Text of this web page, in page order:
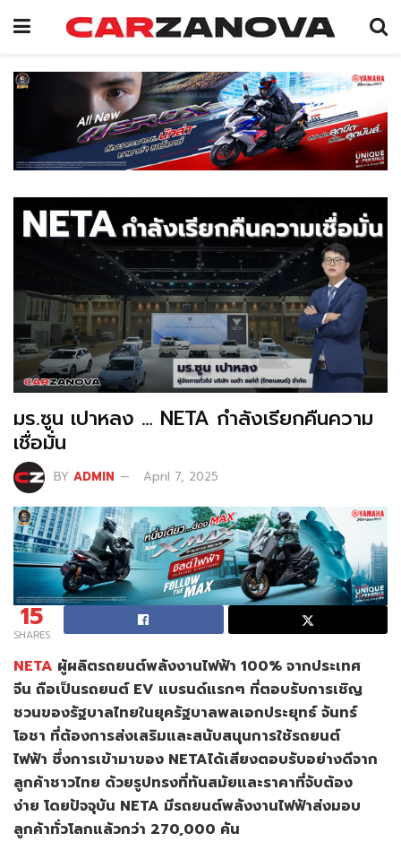
มร.ซูน เปาหลง … NETA กำลังเรียกคืนความ
เชื่อมั่น
BY ADMIN April 7, 2025
15
SHARES
NETA ผู้ผลิตรถยนต์พลังงานไฟฟ้า 100% จากประเทศ
จีน ถือเป็นรถยนต์ EV แบรนด์แรกๆ ที่ตอบรับการเชิญ
ชวนของรัฐบาลไทยในยุครัฐบาลพลเอกประยุทธ์ จันทร์
โอชา ที่ต้องการส่งเสริมและสนับสนุนการใช้รถยนต์
ไฟฟ้า ซึ่งการเข้ามาของ NETAได้เสียงตอบรับอย่างดีจาก
ลูกค้าชาวไทย ด้วยรูปทรงที่ทันสมัยและราคาที่จับต้อง
ง่าย โดยปัจจุบัน NETA มีรถยนต์พลังงานไฟฟ้าส่งมอบ
ลูกค้าทั่วโลกแล้วกว่า 270,000 คัน